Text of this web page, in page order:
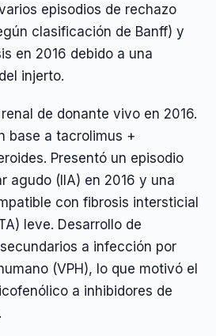
episodios de rechazo
clasificación de Banff) y
en 2016 debido a una
injerto.
de donante vivo en 2016.
base a tacrolimus +
Presentó un episodio
agudo (IIA) en 2016 y una
con fibrosis intersticial
leve. Desarrollo de
a infección por
(VPH), lo que motivó el
a inhibidores de